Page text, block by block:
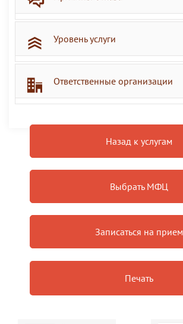
Уровень услуги
Ответственные организации
Назад к услугам
Выбрать МФЦ
Записаться на прием
Печать